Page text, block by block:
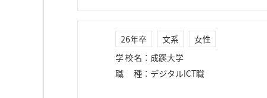
26年卒 文系
女性
学校名 ： 成蹊大学
職種 ： デジタルICT職